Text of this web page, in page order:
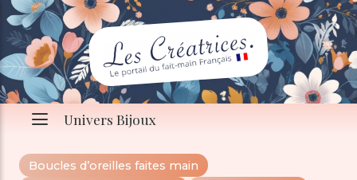
Univers Bijoux
Boucles d’oreilles faites main